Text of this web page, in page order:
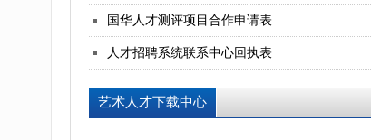
国华人才测评项目合作申请表
人才招聘系统联系中心回执表
艺术人才下载中心